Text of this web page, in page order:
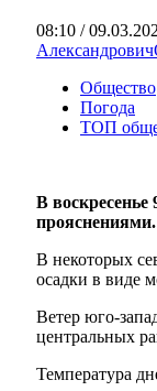
08:10 /
Александрович
Общество
Погода
ТОП
В воскресенье
прояснениями.
В некоторых
осадки в виде
Ветер юго-
центральных
Температура